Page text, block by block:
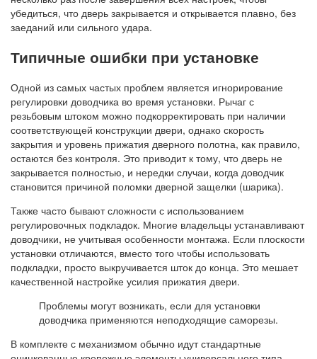
убедиться, что дверь закрывается и открывается плавно, без
заеданий или сильного удара.
Типичные ошибки при установке
Одной из самых частых проблем является игнорирование
регулировки доводчика во время установки. Рычаг с
резьбовым штоком можно подкорректировать при наличии
соответствующей конструкции двери, однако скорость
закрытия и уровень прижатия дверного полотна, как правило,
остаются без контроля. Это приводит к тому, что дверь не
закрывается полностью, и нередки случаи, когда доводчик
становится причиной поломки дверной защелки (шарика).
Также часто бывают сложности с использованием
регулировочных подкладок. Многие владельцы устанавливают
доводчики, не учитывая особенности монтажа. Если плоскости
установки отличаются, вместо того чтобы использовать
подкладки, просто выкручивается шток до конца. Это мешает
качественной настройке усилия прижатия двери.
Проблемы могут возникать, если для установки
доводчика применяются неподходящие саморезы.
В комплекте с механизмом обычно идут стандартные